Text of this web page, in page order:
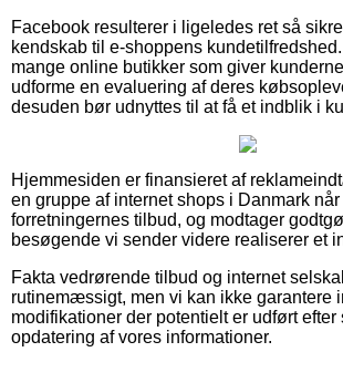
Facebook resulterer i ligeledes ret så
kendskab til e-shoppens
mange online butikker som giver
udforme en evaluering af deres
desuden bør udnyttes til at få et indblik i
Hjemmesiden er finansieret af
en gruppe af internet shops i Danmark
forretningernes tilbud, og modtager
besøgende vi sender videre realiserer et
Fakta vedrørende tilbud og internet
rutinemæssigt, men vi kan ikke garantere
modifikationer der potentielt er udført efter
opdatering af vores informationer.